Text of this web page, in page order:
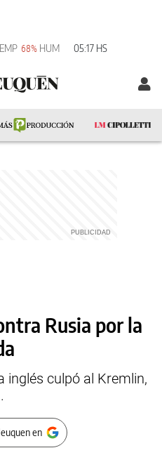
68% HUM 05:17 HS
Rusia por la
inglés culpó al Kremlin,
en